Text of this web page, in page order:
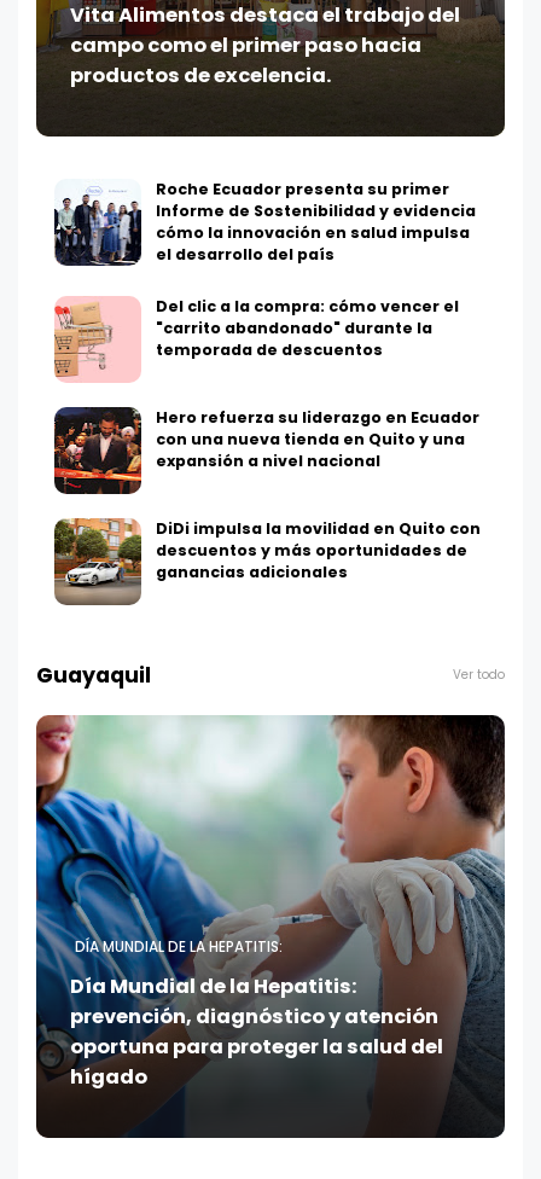
Vita Alimentos destaca el trabajo del
campo como el primer paso hacia
productos de excelencia.
Roche Ecuador presenta su primer
Informe de Sostenibilidad y evidencia
cómo la innovación en salud impulsa
el desarrollo del país
Del clic a la compra: cómo vencer el
"carrito abandonado" durante la
temporada de descuentos
Hero refuerza su liderazgo en Ecuador
con una nueva tienda en Quito y una
expansión a nivel nacional
DiDi impulsa la movilidad en Quito con
descuentos y más oportunidades de
ganancias adicionales
Guayaquil Ver todo
DÍA MUNDIAL DE LA HEPATITIS:
Día Mundial de la Hepatitis:
prevención, diagnóstico y atención
oportuna para proteger la salud del
hígado